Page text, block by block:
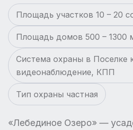
Площадь участков 10 – 20
Площадь домов 500 – 1300
Система охраны в Поселке
видеонаблюдение, КПП
Тип охраны частная
«Лебединое Озеро» —